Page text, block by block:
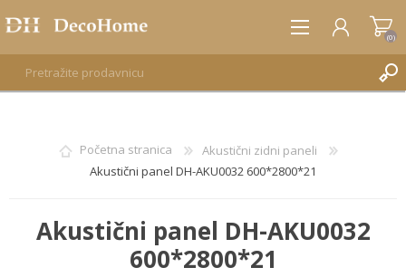
REGISTRUJTE SE
(0)
Početna stranica
Akustični zidni paneli
Akustični panel DH-AKU0032 600*2800*21
Akustični panel DH-AKU0032
600*2800*21